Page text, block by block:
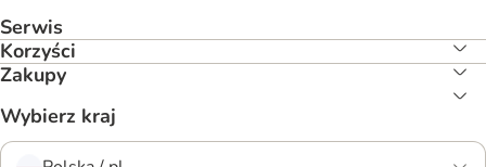
Serwis
Korzyści
Zakupy
Wybierz kraj